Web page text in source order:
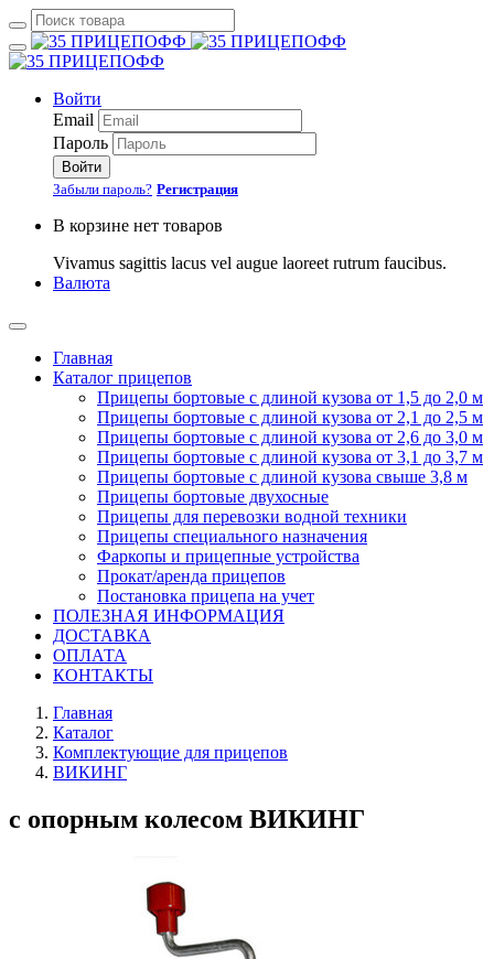
Войти
Email
Пароль
Войти
Забыли пароль? Регистрация
В корзине нет товаров
Vivamus sagittis lacus vel augue laoreet rutrum faucibus.
Валюта
Главная
Каталог прицепов
Прицепы бортовые с длиной кузова от 1,5 до 2,0 м
Прицепы бортовые с длиной кузова от 2,1 до 2,5 м
Прицепы бортовые с длиной кузова от 2,6 до 3,0 м
Прицепы бортовые с длиной кузова от 3,1 до 3,7 м
Прицепы бортовые с длиной кузова свыше 3,8 м
Прицепы бортовые двухосные
Прицепы для перевозки водной техники
Прицепы специального назначения
Фаркопы и прицепные устройства
Прокат/аренда прицепов
Постановка прицепа на учет
ПОЛЕЗНАЯ ИНФОРМАЦИЯ
ДОСТАВКА
ОПЛАТА
КОНТАКТЫ
Главная
Каталог
Комплектующие для прицепов
ВИКИНГ
с опорным колесом ВИКИНГ